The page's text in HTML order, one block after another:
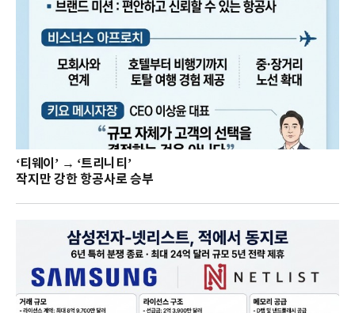
‘티웨이’ → ‘트리니티’
작지만 강한 항공사로 승부